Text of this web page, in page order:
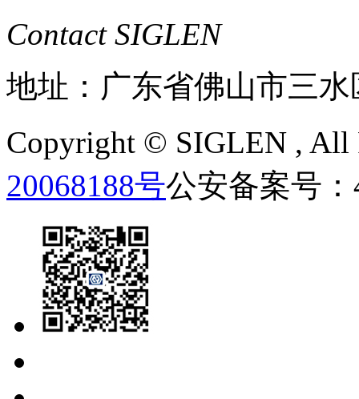
Contact SIGLEN
地址：广东省佛山市三
Copyright © SIGLEN , All
20068188号公安备案号：